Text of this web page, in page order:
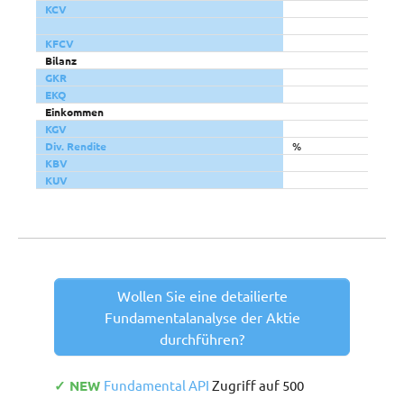
KCV
KFCV
Bilanz
GKR
EKQ
Einkommen
KGV
Div. Rendite
%
KBV
KUV
Wollen Sie eine detailierte
Fundamentalanalyse der Aktie
durchführen?
✓ NEW Fundamental API Zugriff auf 500